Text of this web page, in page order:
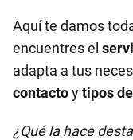
Aquí te damos
encuentres el
adapta a tus
contactoytipos
¿Qué la hace